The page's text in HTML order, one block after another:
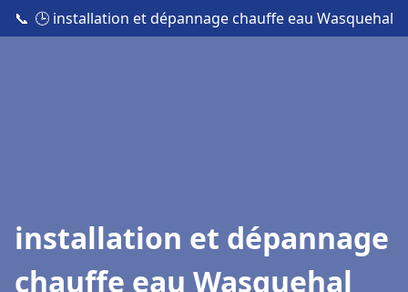
📞 🕒 installation et dépannage chauffe eau Wasquehal
installation et dépannage
chauffe eau Wasquehal